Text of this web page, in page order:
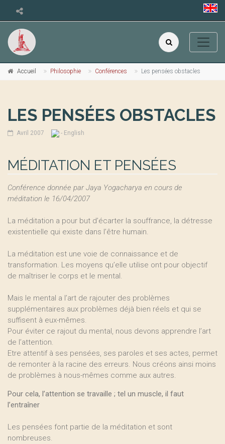
Accueil Philosophie Conférences Les pensées obstacles
LES PENSÉES OBSTACLES
Avril 2007 - English
MÉDITATION ET PENSÉES
Conférence donnée par Jaya Yogacharya en cours de
méditation le 16/04/2007
La méditation a pour but d’écarter la souffrance, la détresse
existentielle qui existe dans l’être humain.
La méditation est une voie de connaissance et de
transformation. Les moyens qu’elle utilise ont pour objectif
de maîtriser le corps et le mental.
Mais le mental a l’art de rajouter des problèmes
supplémentaires aux problèmes déjà bien réels et qui se
suffisent à eux-mêmes.
Pour éviter ce rajout du mental, nous devons apprendre l’art
de l’attention.
Etre attentif à ses pensées, ses paroles et ses actes, permet
de remonter à la racine des erreurs. Nous créons ainsi moins
de problèmes à nous-mêmes comme aux autres.
Pour cela, l’attention se travaille ; tel un muscle, il faut
l’entraîner
Les pensées font partie de la méditation et sont
nombreuses.